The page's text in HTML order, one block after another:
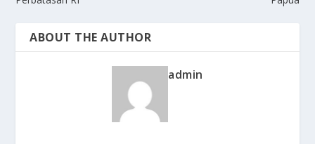
ABOUT THE AUTHOR
admin